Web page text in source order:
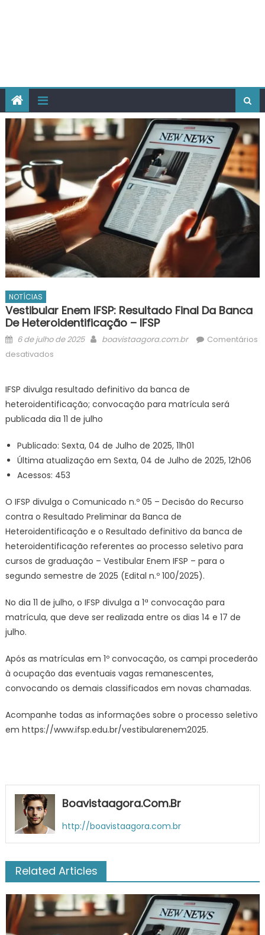
NOTÍCIAS
Vestibular Enem IFSP: Resultado Final Da Banca
De Heteroidentificação – IFSP
Posted
on
6 de julho de 2025 Author
boavistaagora.com.br
Comentários
desativadosem
IFSP:
resultado
final
banca
de
heteroidentificação
IFSP
IFSP divulga resultado definitivo da banca de
heteroidentificação; convocação para matrícula será
publicada dia 11 de julho
Publicado: Sexta, 04 de Julho de 2025, 11h01
Última atualização em Sexta, 04 de Julho de 2025, 12h06
Acessos: 453
O IFSP divulga o Comunicado n.º 05 – Decisão do Recurso
contra o Resultado Preliminar da Banca de
Heteroidentificação e o Resultado definitivo da banca de
heteroidentificação referentes ao processo seletivo para
cursos de graduação – Vestibular Enem IFSP – para o
segundo semestre de 2025 (Edital n.º 100/2025).
No dia 11 de julho, o IFSP divulga a 1ª convocação para
matrícula, que deve ser realizada entre os dias 14 e 17 de
julho.
Após as matrículas em 1º convocação, os campi procederão
à ocupação das eventuais vagas remanescentes,
convocando os demais classificados em novas chamadas.
Acompanhe todas as informações sobre o processo seletivo
em https://www.ifsp.edu.br/vestibularenem2025.
Boavistaagora.com.br
http://boavistaagora.com.br
Related Articles